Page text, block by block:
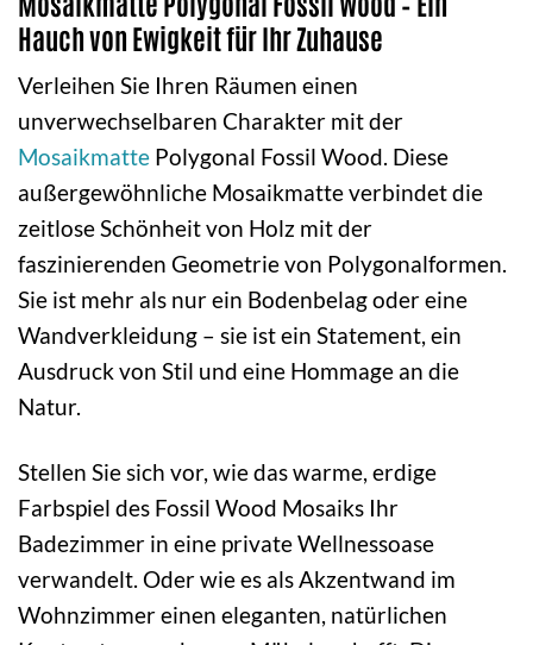
Hauch von Ewigkeit für Ihr Zuhause
Verleihen Sie Ihren Räumen einen
unverwechselbaren Charakter mit der
Mosaikmatte Polygonal Fossil Wood. Diese
außergewöhnliche Mosaikmatte verbindet die
zeitlose Schönheit von Holz mit der
faszinierenden Geometrie von Polygonalformen.
Sie ist mehr als nur ein Bodenbelag oder eine
Wandverkleidung – sie ist ein Statement, ein
Ausdruck von Stil und eine Hommage an die
Natur.
Stellen Sie sich vor, wie das warme, erdige
Farbspiel des Fossil Wood Mosaiks Ihr
Badezimmer in eine private Wellnessoase
verwandelt. Oder wie es als Akzentwand im
Wohnzimmer einen eleganten, natürlichen